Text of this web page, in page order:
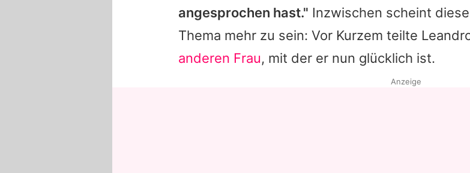
angesprochen hast." Inzwischen scheint
Thema mehr zu sein: Vor Kurzem teilte
anderen Frau, mit der er nun glücklich ist.
Anzeige